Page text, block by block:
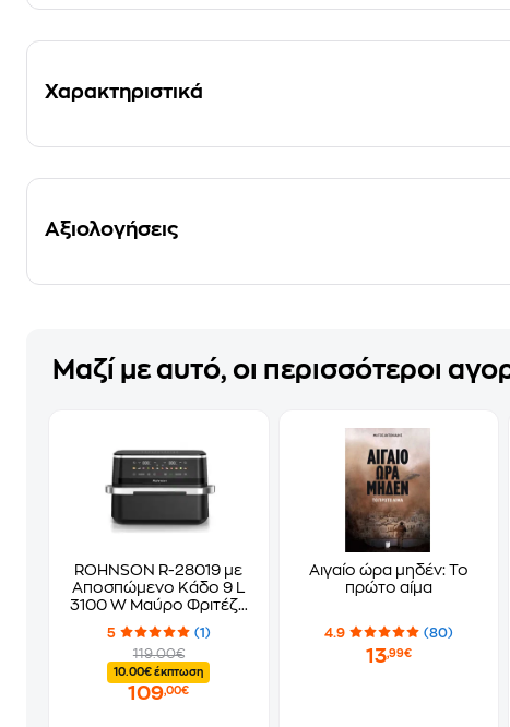
Χαρακτηριστικά
Αξιολογήσεις
Μαζί με αυτό, οι περισσότεροι
ROHNSON R-28019 με
Αποσπώμενο Κάδο 9 L
3100 W Μαύρο Φριτέζα
Αέρος
5
(1)
119.00€
10.00€ έκπτωση
109,00€
Αιγαίο ώρα μηδέν: Το
πρώτο αίμα
4.9 (80)
13,99€